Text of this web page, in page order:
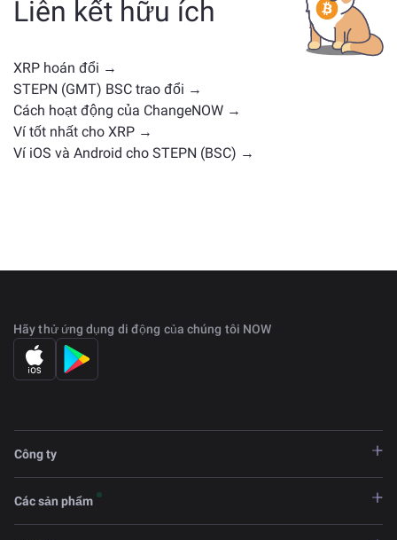
hoặc vị trí thị trường tương tự. Kiểm tra tất cả các tài
trang trao đổi chính.
Liên kết hữu ích
XRP hoán đổi →
STEPN (GMT) BSC trao đổi →
Cách hoạt động của ChangeNOW →
Ví tốt nhất cho XRP →
Ví iOS và Android cho STEPN (BSC) →
Hãy thử ứng dụng di động của chúng tôi NOW
Công ty
Các sản phẩm